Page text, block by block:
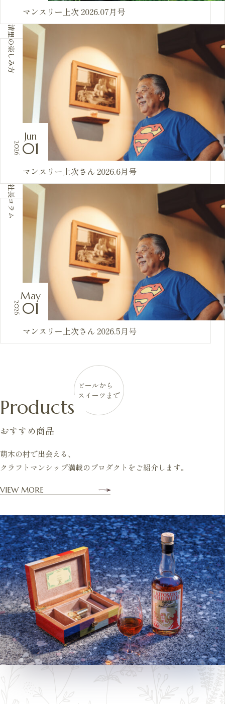
マンスリー上次 2026.07月号
清里の楽しみ方
2026
Jun
01
マンスリー上次さん 2026.6月号
社長コラム
2026
May
01
マンスリー上次さん 2026.5月号
ビールから
スイーツまで
Products
おすすめ商品
萌木の村で出会える、
クラフトマンシップ満載のプロダクトをご紹介します。
VIEW MORE